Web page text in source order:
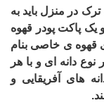
در منزل باید به
یک پاکت پودر قهوه
قهوه ی خاصی بنام
دانه ای و با هر
های آفریقایی و